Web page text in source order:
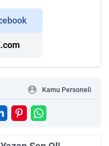
Kamu Personeli